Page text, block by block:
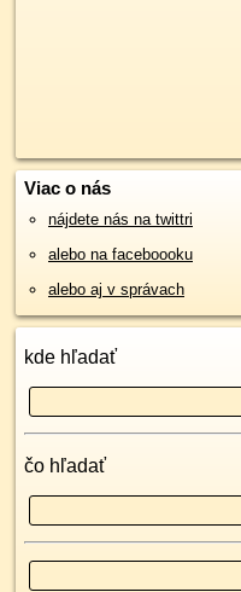
Viac o nás
nájdete nás na twittri
alebo na faceboooku
alebo aj v správach
kde hľadať
čo hľadať